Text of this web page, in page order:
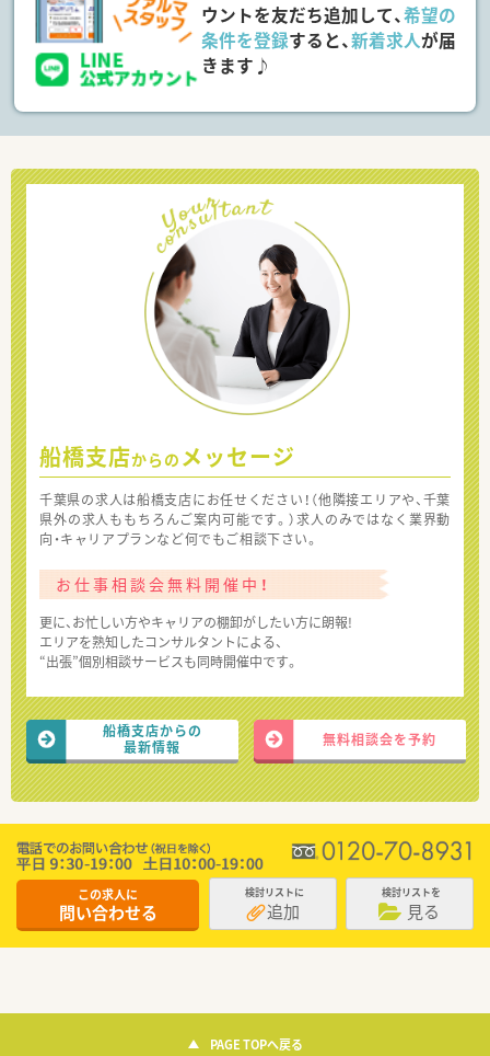
ウントを友だち追加して、希望の
条件を登録すると、新着求人が届
きます♪
船橋支店からの メッセージ
千葉県の求人は船橋支店にお任せください！（他隣接エリアや、千葉
県外の求人ももちろんご案内可能です。）求人のみではなく業界動
向・キャリアプランなど何でもご相談下さい。
お仕事相談会無料開催中！
更に、お忙しい方やキャリアの棚卸がしたい方に朗報!
エリアを熟知したコンサルタントによる、
“出張”個別相談サービスも同時開催中です。
船橋支店からの
最新情報
無料相談会を予約
この求人に
問い合わせる
検討リストに
追加
検討リストを
見る
PAGE TOPへ戻る